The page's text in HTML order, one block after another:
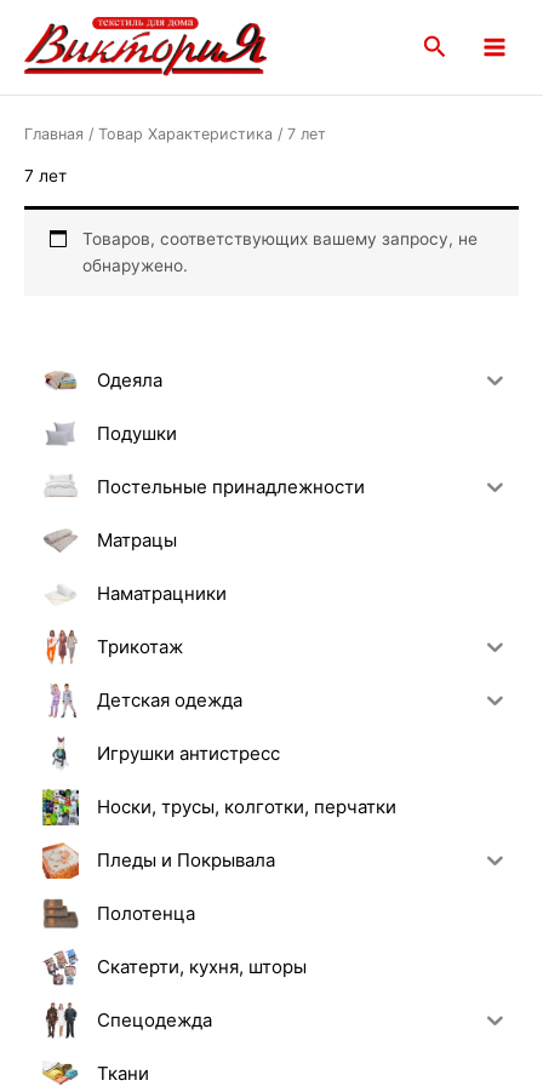
содержимому
Поиск
Menu
Одеяла
Подушки
Постельные принадлежности
Матрацы
Наматрацники
Трикотаж
Детская одежда
Игрушки антистресс
Носки, трусы, колготки, перчатки
Пледы и Покрывала
Полотенца
Скатерти, кухня, шторы
Спецодежда
Ткани
Главная / Товар Характеристика / 7 лет
7 лет
Товаров, соответствующих вашему запросу, не
обнаружено.